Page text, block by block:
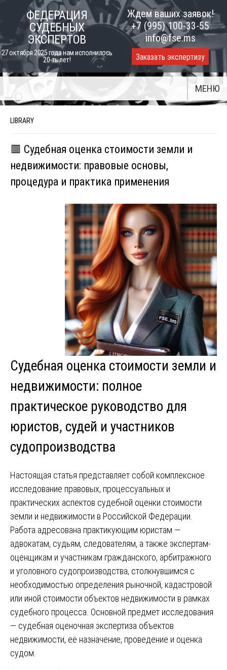
content
ФЕДЕРАЦИЯ
СУДЕБНЫХ
ЭКСПЕРТОВ
27 октября 2025 года нам исполнилось
20-ть лет!
Ждем ваших заявок!
+7 (995) 100-33-55
info@fse.ms
Заказать экспертизу
МЕНЮ
LIBRARY
🟥 Судебная оценка стоимости земли и
недвижимости: правовые основы,
процедура и практика применения
Судебная оценка стоимости земли и
недвижимости: полное
практическое руководство для
юристов, судей и участников
судопроизводства
Настоящая статья представляет собой комплексное
исследование правовых, процессуальных и
практических аспектов судебной оценки стоимости
земли и недвижимости в Российской Федерации.
Работа адресована практикующим юристам —
адвокатам, судьям, следователям, а также экспертам-
оценщикам и участникам гражданского, арбитражного
и уголовного судопроизводства, столкнувшимся с
необходимостью определения рыночной, кадастровой
или иной стоимости объектов недвижимости в рамках
судебного процесса. Основной предмет исследования
— судебная оценочная экспертиза объектов
недвижимости, её назначение, проведение и оценка
судом.